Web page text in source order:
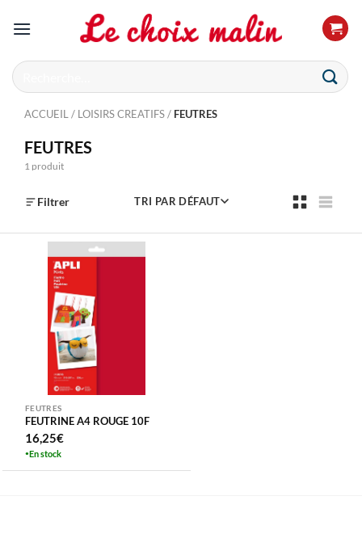
Recherche
pour :
ACCUEIL / LOISIRS CREATIFS/ FEUTRES
FEUTRES
1 produit
Filtrer TRI PAR DÉFAUT
FEUTRES
FEUTRINE A4 ROUGE 10F
16,25€
En stock